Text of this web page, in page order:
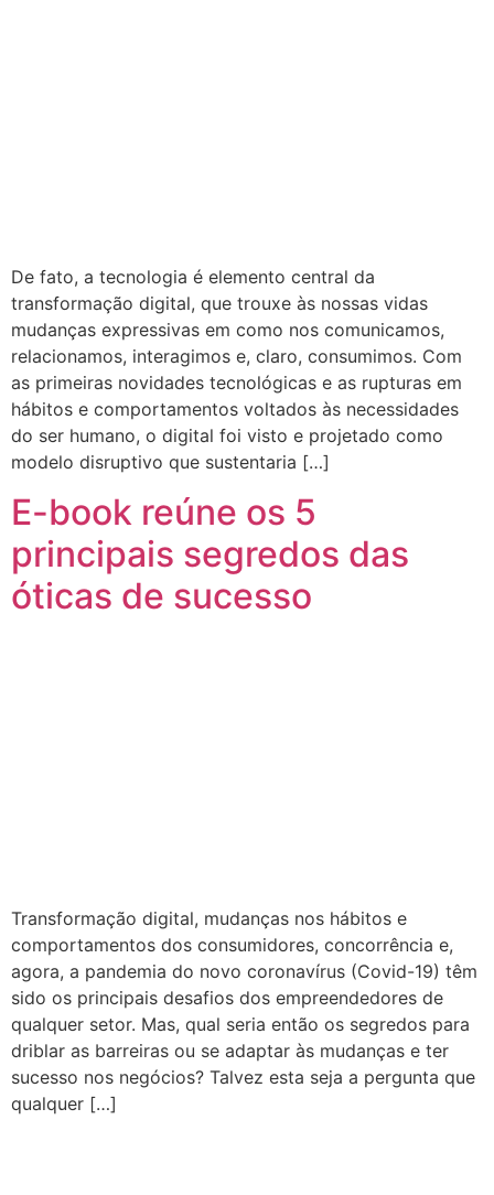
De fato, a tecnologia é elemento central da
transformação digital, que trouxe às nossas vidas
mudanças expressivas em como nos comunicamos,
relacionamos, interagimos e, claro, consumimos. Com
as primeiras novidades tecnológicas e as rupturas em
hábitos e comportamentos voltados às necessidades
do ser humano, o digital foi visto e projetado como
modelo disruptivo que sustentaria […]
E-book reúne os 5
principais segredos das
óticas de sucesso
Transformação digital, mudanças nos hábitos e
comportamentos dos consumidores, concorrência e,
agora, a pandemia do novo coronavírus (Covid-19) têm
sido os principais desafios dos empreendedores de
qualquer setor. Mas, qual seria então os segredos para
driblar as barreiras ou se adaptar às mudanças e ter
sucesso nos negócios? Talvez esta seja a pergunta que
qualquer […]